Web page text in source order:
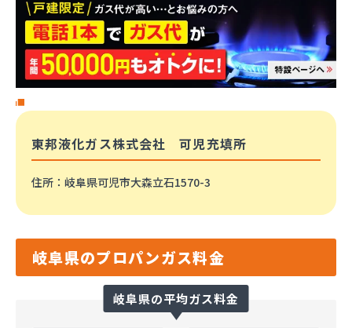
東邦液化ガス株式会社 可児充填所
住所 ：岐阜県可児市大森立石1570-3
岐阜県のプロパンガス料金
岐阜県の平均ガス料金